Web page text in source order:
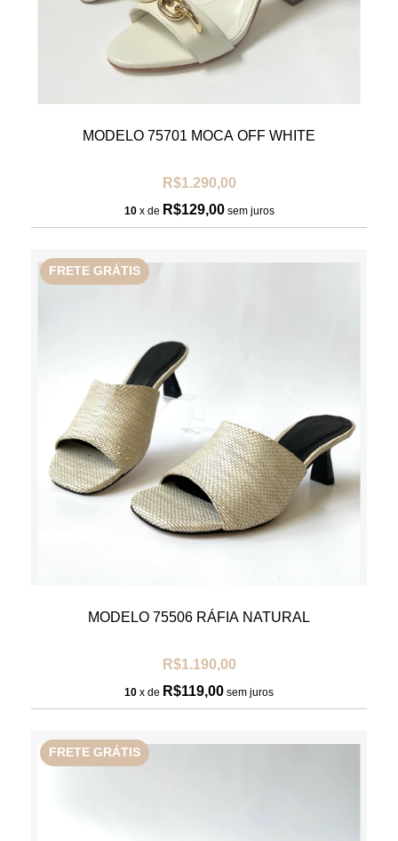
MODELO 75701 MOCA OFF WHITE
R$1.290,00
10 x de R$129,00 sem juros
FRETE GRÁTIS
MODELO 75506 RÁFIA NATURAL
R$1.190,00
10 x de R$119,00 sem juros
FRETE GRÁTIS